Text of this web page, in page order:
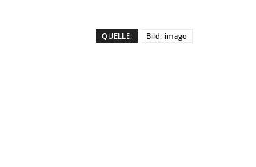
QUELLE: Bild: imago